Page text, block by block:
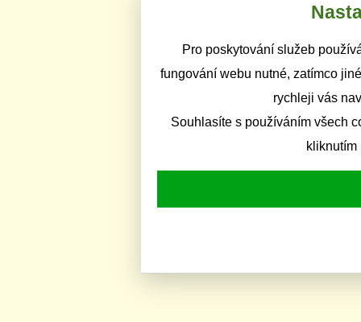
Pro poskytování služeb
fungování webu nutné, zatímco
rychleji vás
Souhlasíte s používáním všech
kliknutím